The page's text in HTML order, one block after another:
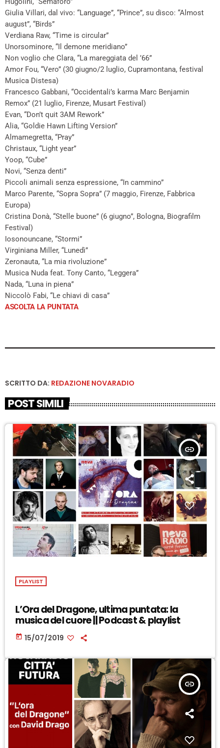
Giulia Villari, dal vivo: “Language”, “Prince”, su disco: “Almost
august”, “Birds”
Verdiana Raw, “Time is circular”
Unorsominore, “Il demone meridiano”
Non voglio che Clara, “La mareggiata del ’66”
Amor Fou, “Vero” (30 giugno/2 luglio, Cupramontana, festival
Musica Distesa)
Francesco Gabbani, “Occidentali’s karma Marc Benjamin
Remox” (21 luglio, Firenze, Musart Festival)
Evan, “Don’t quit 3AM Rework”
Alia, “Goldie Hawn Lifting Version”
Almamegretta, “Pray”
Christaux, “Light year”
Yoop, “Cube”
Novi, “Senza denti”
Piccoli animali senza espressione, “In cammino”
Marco Parente, “Sopra Sopra” (7 maggio, Firenze, Fabbrica
Europa)
Cristina Donà, “Stelle buone” (6 giugno”, Bologna, Biografilm
Festival)
Iosonouncane, “Stormi”
Virginiana Miller, “Lunedì”
Zeronauta, “La mia rivoluzione”
Musica Nuda feat. Tony Canto, “Leggera”
Nada, “Luna in piena”
Niccolò Fabi, “Le chiavi di casa”
ASCOLTA LA PUNTATA
SCRITTO DA: REDAZIONE NOVARADIO
POST SIMILI
insert_link
PLAYLIST
L’Ora del Dragone, ultima puntata: la
musica del cuore || Podcast & playlist
today 15/07/2019
insert_link